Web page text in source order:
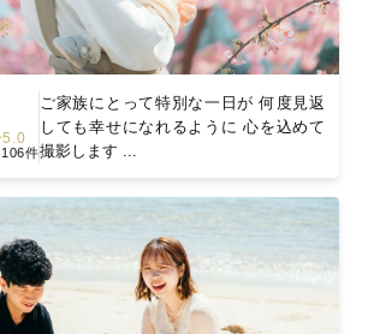
5.0
106件
ご家族にとって特別な一日が 何度見返
しても幸せになれるように 心を込めて
撮影します ...